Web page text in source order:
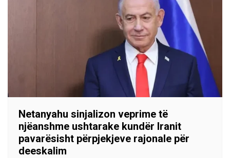
Netanyahu sinjalizon veprime të
njëanshme ushtarake kundër Iranit
pavarësisht përpjekjeve rajonale për
deeskalim